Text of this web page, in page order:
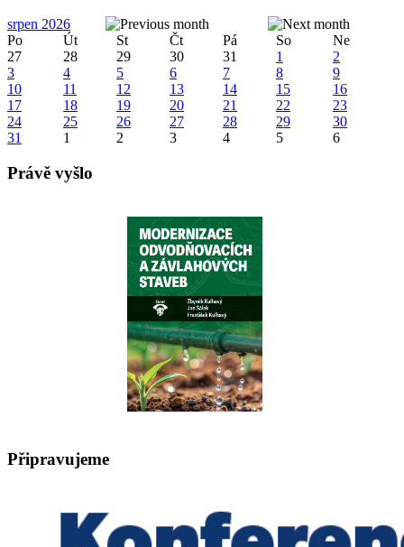
srpen 2026
Po
Út St Čt Pá So
Ne
27
28 29 30 31 1
2
3
4 5 6 7 8
9
10
11 12 13 14 15
16
17
18 19 20 21 22
23
24
25 26 27 28 29
30
31
1 2 3 4 5 6
Právě vyšlo
Připravujeme